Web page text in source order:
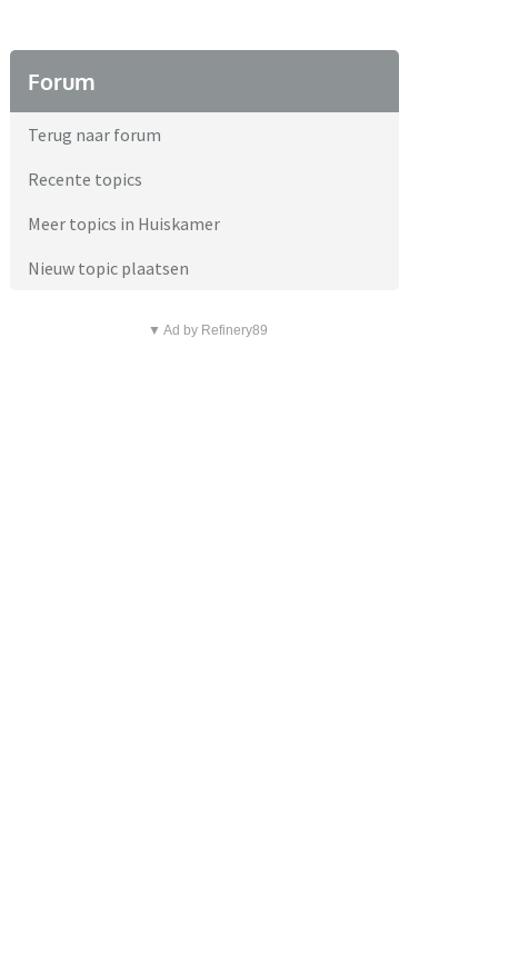
Forum
Terug naar forum
Recente topics
Meer topics in Huiskamer
Nieuw topic plaatsen
▼ Ad by Refinery89